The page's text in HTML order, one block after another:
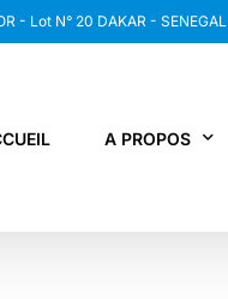
- Lot N° 20 DAKAR - SENEGAL
A PROPOS